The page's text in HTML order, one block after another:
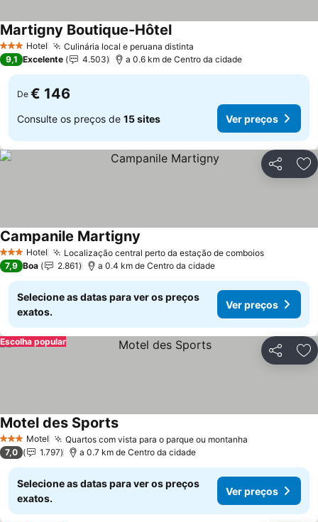
3 EstrelasHotel Culinária local e peruana distinta
Martigny Boutique-Hôtel
9,1 Excelente 4.503 a 0.6 km de Centro da cidade
De € 146
Consulte os preços de 15 sites Ver preços
Partilhar
3 EstrelasHotel Localização central perto da estação de comboios
Campanile Martigny
7,9 Boa 2.861 a 0.4 km de Centro da cidade
Selecione as datas para ver os preços
exatos.
Ver preços
Partilhar
Escolha popular
3 EstrelasMotel Quartos com vista para o parque ou montanha
Motel des Sports
7,0 1.797 a 0.7 km de Centro da cidade
Selecione as datas para ver os preços
exatos.
Ver preços